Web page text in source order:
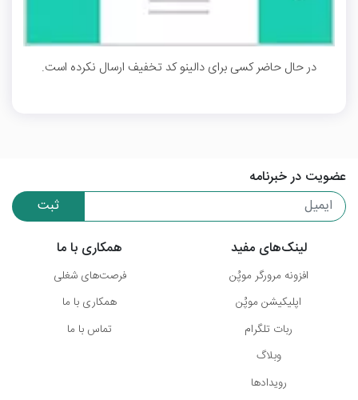
در حال حاضر کسی برای دالینو کد تخفیف ارسال نکرده است.
عضویت در خبرنامه
ثبت
لینک‌های مفید
افزونه مرورگر موپُن
اپلیکیشن موپُن
ربات تلگرام
وبلاگ
رویدادها
همکاری با ما
فرصت‌های شغلی
همکاری با ما
تماس با ما